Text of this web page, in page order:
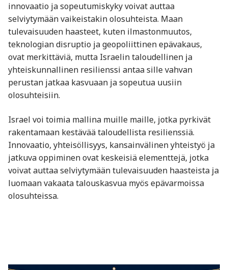
innovaatio ja sopeutumiskyky voivat auttaa
selviytymään vaikeistakin olosuhteista. Maan
tulevaisuuden haasteet, kuten ilmastonmuutos,
teknologian disruptio ja geopoliittinen epävakaus,
ovat merkittäviä, mutta Israelin taloudellinen ja
yhteiskunnallinen resilienssi antaa sille vahvan
perustan jatkaa kasvuaan ja sopeutua uusiin
olosuhteisiin.
Israel voi toimia mallina muille maille, jotka pyrkivät
rakentamaan kestävää taloudellista resilienssiä.
Innovaatio, yhteisöllisyys, kansainvälinen yhteistyö ja
jatkuva oppiminen ovat keskeisiä elementtejä, jotka
voivat auttaa selviytymään tulevaisuuden haasteista ja
luomaan vakaata talouskasvua myös epävarmoissa
olosuhteissa.